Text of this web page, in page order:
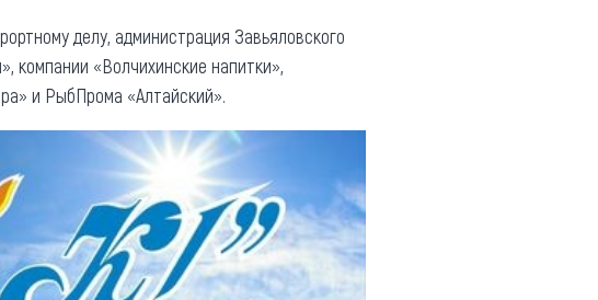
делу, администрация Завьяловского
компании «Волчихинские напитки»,
и РыбПрома «Алтайский».